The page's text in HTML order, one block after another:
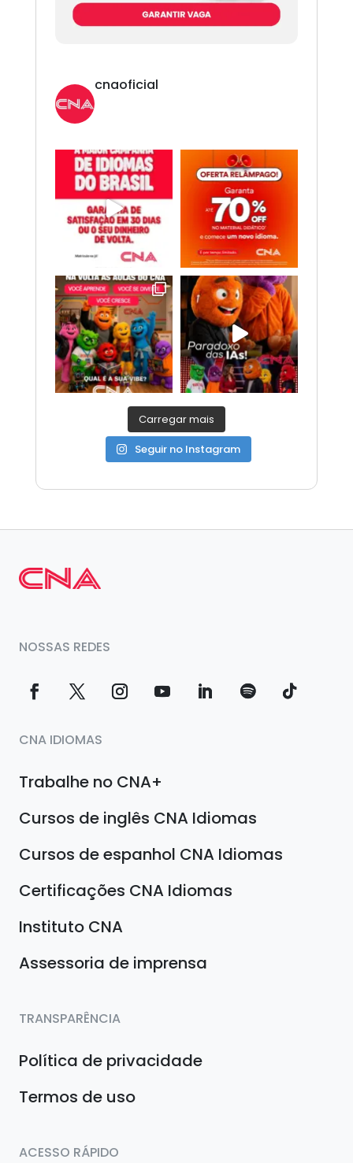
cnaoficial
Novo CNA. Vem com tudo!
Espanhol, Programação, Robótica, IA e
Carregar mais
Seguir no Instagram
NOSSAS REDES
CNA IDIOMAS
Trabalhe no CNA+
Cursos de inglês CNA Idiomas
Cursos de espanhol CNA Idiomas
Certificações CNA Idiomas
Instituto CNA
Assessoria de imprensa
TRANSPARÊNCIA
Política de privacidade
Termos de uso
ACESSO RÁPIDO